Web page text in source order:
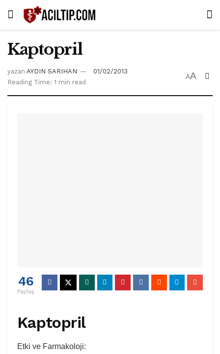
Kaptopril
yazan AYDIN SARIHAN
01/02/2013
Reading Time: 1 min read
AA
46
Paylaş
Kaptopril
Etki ve Farmakoloji: